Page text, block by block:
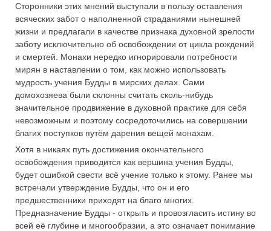
Сторонники этих мнений выступали в пользу оставления
всяческих забот о наполненной страданиями нынешней
жизни и предлагали в качестве признака духовной зрелости
заботу исключительно об освобождении от цикла рождений
и смертей. Монахи нередко игнорировали потребности
мирян в наставлении о том, как можно использовать
мудрость учения Будды в мирских делах. Сами
домохозяева были склонны считать сколь-нибудь
значительное продвижение в духовной практике для себя
невозможным и поэтому сосредоточились на совершении
благих поступков путём дарения вещей монахам.
Хотя в никаях путь достижения окончательного
освобождения приводится как вершина учения Будды,
будет ошибкой свести всё учение только к этому. Ранее мы
встречали утверждение Будды, что он и его
предшественники приходят на благо многих.
Предназначение Будды - открыть и провозгласить истину во
всей её глубине и многообразии, а это означает понимание